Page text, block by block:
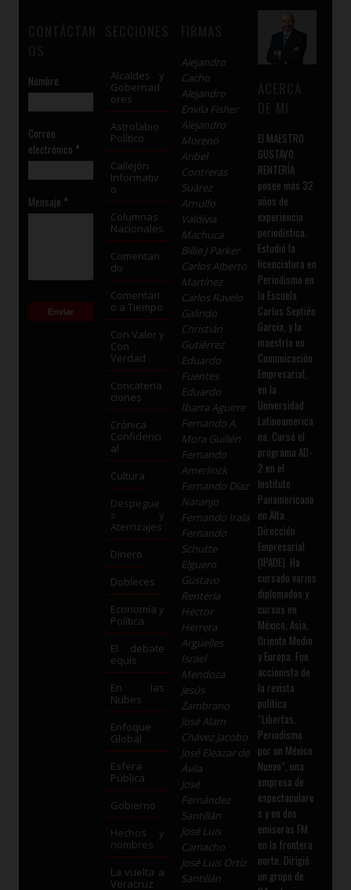
Nombre
Correo
electrónico *
Mensaje *
Alcaldes y
Gobernad
ores
Astrolabio
Político
Callejón
Informativ
o
Columnas
Nacionales
Comentan
do
Comentari
o a Tiempo
Con Valor y
Con
Verdad
Concatena
ciones
Crónica
Confidenci
al
Cultura
Despegue
s y
Aterrizajes
Dinero
Dobleces
Economía y
Política
El debate
equis
En las
Nubes
Enfoque
Global
Esfera
Pública
Gobierno
Hechos y
nombres
La vuelta a
Veracruz
Alejandro
Cacho
Alejandro
Envila Fisher
Alejandro
Moreno
Aribel
Contreras
Suárez
Arnulfo
Valdivia
Machuca
Billie J Parker
Carlos Alberto
Martínez
Carlos Ravelo
Galindo
Christián
Gutiérrez
Eduardo
Fuentes
Eduardo
Ibarra Aguirre
Fernando A.
Mora Guillén
Fernando
Amerlinck
Fernando Díaz
Naranjo
Fernando Irala
Fernando
Schutte
Elguero
Gustavo
Rentería
Héctor
Herrera
Argüelles
Israel
Mendoza
Jesús
Zambrano
José Alam
Chávez Jacobo
José Eleazar de
Ávila
José
Fernández
Santillán
José Luis
Camacho
José Luis Ortiz
Santillán
El MAESTRO
GUSTAVO
RENTERÍA
posee más 32
años de
experiencia
periodística.
Estudió la
licenciatura en
Periodismo en
la Escuela
Carlos Septién
García, y la
maestría en
Comunicación
Empresarial,
en la
Universidad
Latinoamerica
na. Cursó el
programa AD-
2 en el
Instituto
Panamericano
en Alta
Dirección
Empresarial
(IPADE). Ha
cursado varios
diplomados y
cursos en
México, Asia,
Oriente Medio
y Europa. Fue
accionista de
la revista
política
“Libertas,
Periodismo
por un México
Nuevo”, una
empresa de
espectaculare
s y en dos
emisoras FM
en la frontera
norte. Dirigió
un grupo de